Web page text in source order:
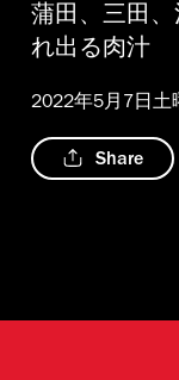
蒲田、三田
れ出る肉汁
2022年5月7日土
Share